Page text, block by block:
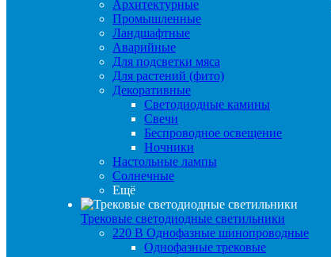
Архитектурные
Промышленные
Ландшафтные
Аварийные
Для подсветки мяса
Для растений (фито)
Декоративные
Светодиодные камины
Свечи
Беспроводное освещение
Ночники
Настольные лампы
Солнечные
Ещё
Трековые светодиодные светильники
220 B Однофазные шинопроводные
Однофазные трековые